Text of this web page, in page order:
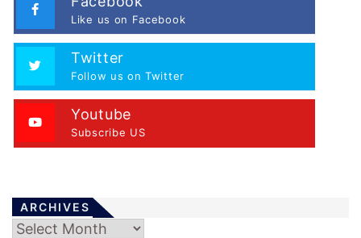
Like us on Facebook
Twitter
Follow us on Twitter
Youtube
Subscribe US
ARCHIVES
Archives